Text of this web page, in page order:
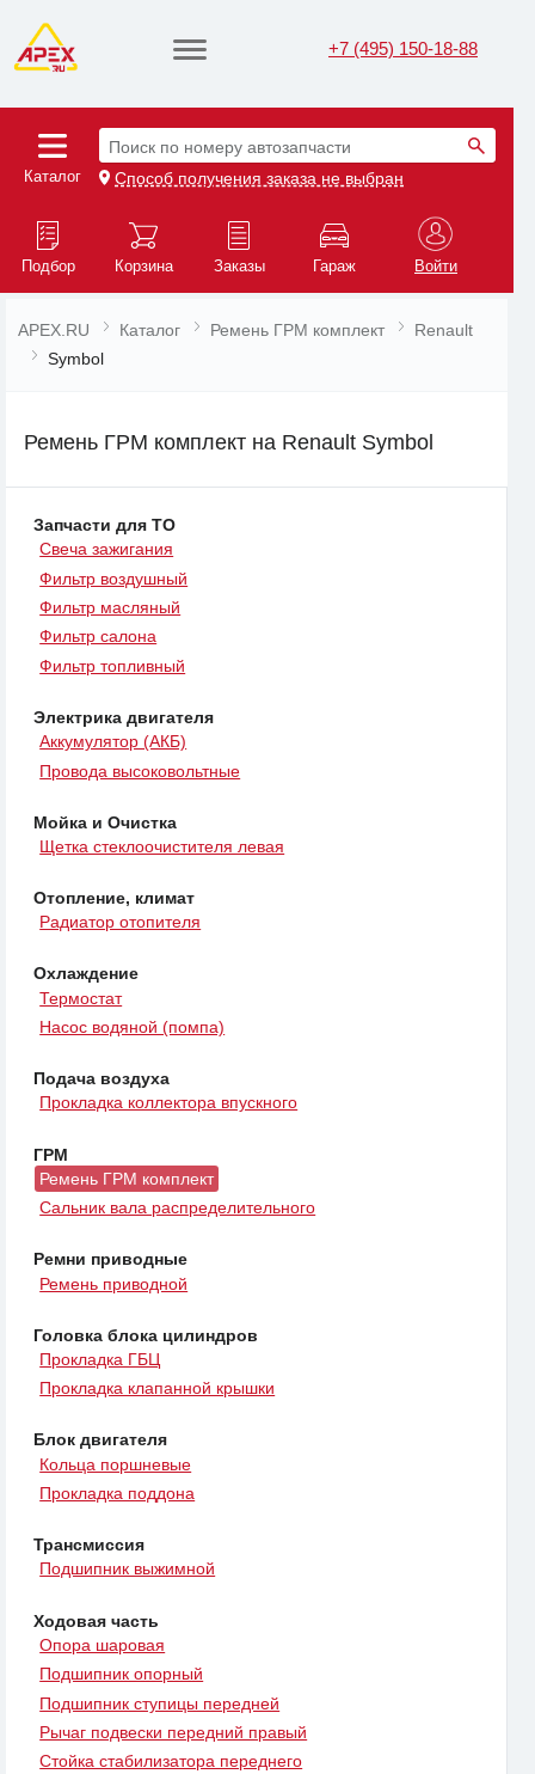
+7 (495) 150-18-88
Каталог
Поиск по номеру автозапчасти
Способ получения заказа не выбран
Подбор Корзина Заказы Гараж Войти
APEX.RU Каталог Ремень ГРМ комплект
Renault
Symbol
Ремень ГРМ комплект на Renault Symbol
Запчасти для ТО
Свеча зажигания
Фильтр воздушный
Фильтр масляный
Фильтр салона
Фильтр топливный
Электрика двигателя
Аккумулятор (АКБ)
Провода высоковольтные
Мойка и Очистка
Щетка стеклоочистителя левая
Отопление, климат
Радиатор отопителя
Охлаждение
Термостат
Насос водяной (помпа)
Подача воздуха
Прокладка коллектора впускного
ГРМ
Ремень ГРМ комплект
Сальник вала распределительного
Ремни приводные
Ремень приводной
Головка блока цилиндров
Прокладка ГБЦ
Прокладка клапанной крышки
Блок двигателя
Кольца поршневые
Прокладка поддона
Трансмиссия
Подшипник выжимной
Ходовая часть
Опора шаровая
Подшипник опорный
Подшипник ступицы передней
Рычаг подвески передний правый
Стойка стабилизатора переднего